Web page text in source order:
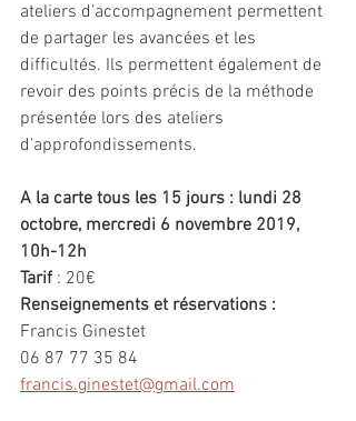
ateliers d’accompagnement permettent
de partager les avancées et les
difficultés. Ils permettent également de
revoir des points précis de la méthode
présentée lors des ateliers
d'approfondissements.
A la carte tous les 15 jours : lundi 28
octobre, mercredi 6 novembre 2019,
10h-12h
Tarif : 20€
Renseignements et réservations :
Francis Ginestet
06 87 77 35 84
francis.ginestet@gmail.com